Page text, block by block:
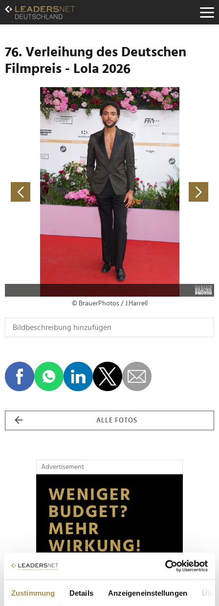
Zustimmung Details Anzeigeneinstellungen
Zum
Inhalt
Zur
Navigation
Zur
Hauptnavigation
76. Verleihung des Deutschen
Filmpreis - Lola 2026
© BrauerPhotos / J.Harrell
ALLE FOTOS
Advertisement